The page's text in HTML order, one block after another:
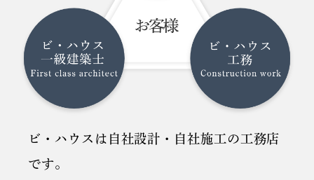
ビ・ハウスは自社設計・自社施工の工務店
です。